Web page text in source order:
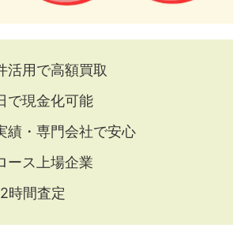
活用で高額買取
で現金化可能
績・専門会社で安心
ース上場企業
時間査定